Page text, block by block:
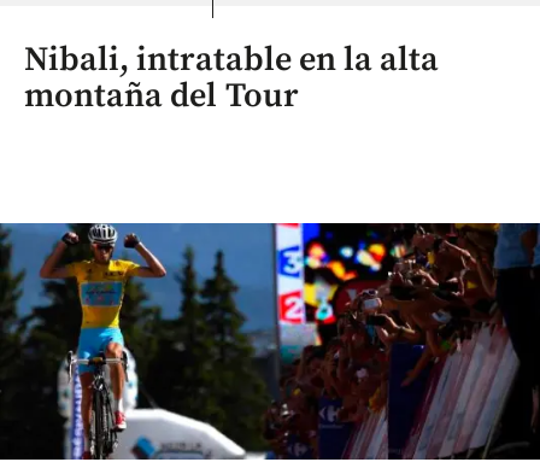
Nibali, intratable en la alta
montaña del Tour